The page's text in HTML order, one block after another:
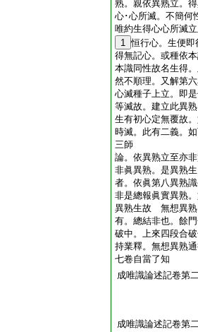
熟。親依異熟立。
心･心所滅。不簡何
唯約生得心心所滅
1 恒行心。生便
得無記心。或種依
本識同性故名生得
然不順理。又解第
心滅種子上立。即
等滅故。建立此異
生有初心定無覆故
時滅。此有二義。
三師
論。依異熟立至亦
非眞異熟。是異熟
者。依眞第八異熟
非是總報眞實異熟
異熟生故 無想異熟
有。總結非也。餘
破中。上來四段合
持業釋。無想異熟
七卷自當了知
成唯識論述記卷第
成唯識論述記卷第